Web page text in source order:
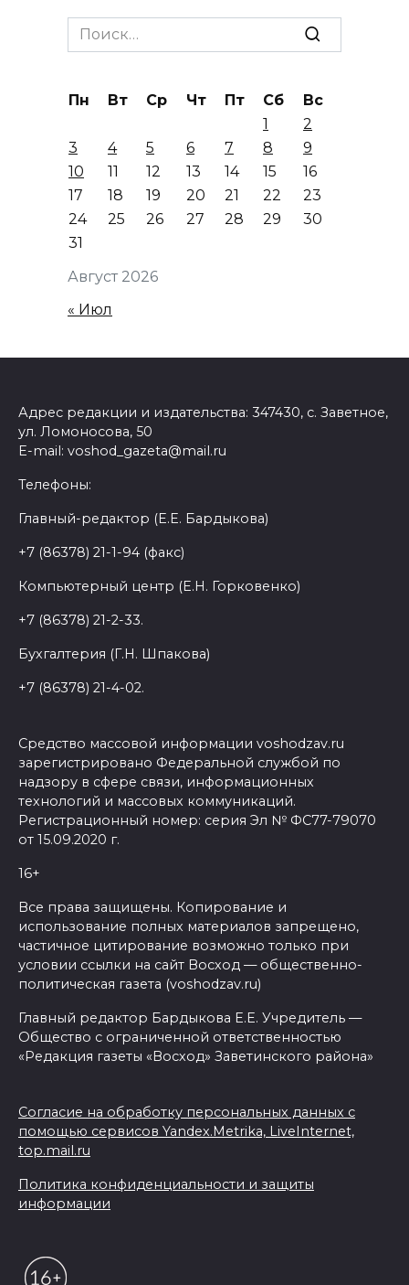
Search
for:
Август 2026
Пн Вт Ср Чт Пт Сб
Вс
1
2
3
4 5 6 7 8
9
10
11 12 13 14 15
16
17
18 19 20 21 22
23
24
25 26 27 28 29
30
31
« Июл
Адрес редакции и издательства: 347430, с. Заветное,
ул. Ломоносова, 50
E-mail: voshod_gazeta@mail.ru
Телефоны:
Главный-редактор (Е.Е. Бардыкова)
+7 (86378) 21-1-94 (факс)
Компьютерный центр (Е.Н. Горковенко)
+7 (86378) 21-2-33.
Бухгалтерия (Г.Н. Шпакова)
+7 (86378) 21-4-02.
Средство массовой информации voshodzav.ru
зарегистрировано Федеральной службой по
надзору в сфере связи, информационных
технологий и массовых коммуникаций.
Регистрационный номер: серия Эл № ФС77-79070
от 15.09.2020 г.
16+
Все права защищены. Копирование и
использование полных материалов запрещено,
частичное цитирование возможно только при
условии ссылки на сайт Восход — общественно-
политическая газета (voshodzav.ru)
Главный редактор Бардыкова Е.Е. Учредитель —
Общество с ограниченной ответственностью
«Редакция газеты «Восход» Заветинского района»
Согласие на обработку персональных данных с
помощью сервисов Yandex.Metrika, LiveInternet,
top.mail.ru
Политика конфиденциальности и защиты
информации